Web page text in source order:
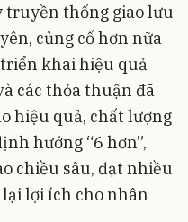
truyền thống giao lưu
củng cố hơn nữa
khai hiệu quả
các thỏa thuận đã
hiệu quả, chất lượng
hướng “6 hơn”,
chiều sâu, đạt nhiều
lợi ích cho nhân